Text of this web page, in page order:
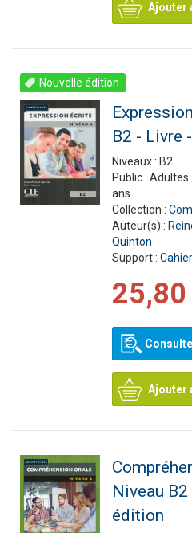
Ajouter
Nouvelle édition
B2 - Livre
Niveaux : B2
Public : Adultes
ans
Collection :
Auteur(s) :
Quinton
Support :
25,80
Ajouter
Niveau
édition